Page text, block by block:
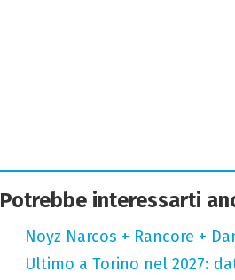
Potrebbe interessarti
Noyz Narcos + Rancore +
Ultimo a Torino nel 2027: